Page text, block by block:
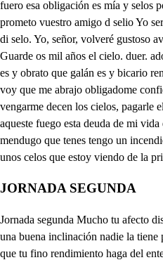
JORNADA SEGUNDA
Jornada segunda Mucho tu afecto disculpa se tan noble tu elcción que una buena inclinación nadie la tiene paculpa ni es error ni ceguedad que tu fino rendimiento haga del entendimiento solamente voluntad la que a despreciar se inclina de sno. en ser ingrata que gana si no es por no sea humana deslucir el ser divina a don Juan de ves la vida y pues le estás obligada cerca está de lo inclinada quién no huye lo agradecida doras el hierro de amor con arte tan infinito que no parece delito este afecto, siendo error culpa fue del desvarío de mi amante legedad cuidar de la voluntad y peder el albedrío aunque juzgo no ha causado el descuido esta pasión pues estuvo la ocasión puesta en el mismo cuidado encendió con bievedad la llama el desasosiego puso la memoria pardió con la voluntad pues que ya tan ciega adoro que no apura mi razón adonde está mi atención pues no la encuentra el decoro Don Juan es gran caballero. valiente airoso y galán sin interés a don Juan por su criado le quiero a ver el sol de Calandra me trae mi celosa envida porque su afecto divierta en mi fingidas caucias tú has dado en una flaqueza que es verguenza por mi vida pues hacer común de dos gencios tu pasión misma digo que a dinJuan el alma está elena tan rendida que ha dado mi libertad en no parecer ya mía labrándose el cautiverio en el gozo de la dicha remora tu voz ael alma a trae con tanta caricia que al sentido del oír está envidiando la vista pues escuchó de tus labios el favor que más estima y como da cuerpo el aire a la voz que lo pública salgo a embarazar a el viento el que se lleve mi dicha en forma y materia a las voces lesda nuestra fantasía pues siendo sombras alumbran y siendo luces ahijan con que si el viento llevarlas por suyas veliz codicia si aprovechan el efecto Poco lleva en la armonía y puedo creer que constante pagáis mi pación rendida si don Juan, que aunque negarlo quiera mi atención remisa en vano ocultarse puede el fuego con las cenizas de crecato, si las llamas el mismo incendio publican el alma que te consagro selr. sea le compensa digna y siendo lo que más vale palo menos se te linda todo a mi afecto lo debes págate de mis carcias Ya es ya mi libertad quien logió tan féliz dicha? auer serás mío No lo dudes te mudarás No lo digas ingrato a mi amor es mi pasión bien nacida sure Mucho el fuego se acreienta y si mi honor no le entibia donde paraya mi amor cuando corre tan apuja Mucho me empeña su afecto dsueso. y si mi pasión se quiere llegar al rieso de la razón se desvía despliega el clavel partido áblame Elena divina y la lengua calabaca no hagas apuro pepisa Adónde tienes el habla que las voces no exercitas en el pico de la lengua está por una pafía no le pedí un abanico ese estirarme varillas uno de prospeio tengo esa estramo ya o mentira lelen. pues andas en apaciencias Ya están pintando las ninfa las que se precian deseelo elen para fingirlo se pintan celos tú don Juan, de quién cuando mi afecto te estima Carlos, Casandra es quien puedo se causa de mi deidha si mi pasión le aborrece Venceráte la porfía dluro tengo amor y nací noble tu padre hacá que le elijas Sábréme matar Ya hará seer. la razón que te corrijas No hay lazón donde hay amor Mucho importa disuadirla de derro del afecto de d Carlos Mucho estimo el verte fina Qué en fin te parezco hermosa, para rendir con la vista tienes dos mil nudics vebas buena ligonza afre mía cura no hay a lo que hiere tu belleza por vuida si quieren de ellosañar Manifiéstenme la crila suna médico mimave si me pagas las vicla Yo no gasto cumplimientos como curarme querías haciéndote de la vena de larea algunas sangría sacándote ciertas oncas, de sangre de tu avaricia pues para qué de tuprimo conozcas la alevocia robo don Carlos aleve a una dama bien nacida en madrido as¿Qué es lo que dices Ay burlaronla sus mentiras el gran mal señora, don Carlos, ¿Qué dices estoy perdida Ya el verme esferioso, cielos, adon Juan a quí te retirar aunque lo estoy defeando, la cautela es bien que fina mi valor nunca se econde Mira que mi honor peligra Si esta loca esta mujer, a escondernos ven aprica que a estorbar venga don Carlos, esta gloria apitecidos pero cuando no es del bien consecuencia la desdicha tras ti metra y la pación Yale don Carlos a ver amante a mi prima Mas aquí está dueño herma en cuyas luces divinas Salamandra se alimenta quien en tu llama se anima estisindo esquiva cuanto tirana y tirana cuanto esquivas que en fabricarte imposible diste al amor más codicia si el adorarte te ofende. Cúlpate el hacer tan linda Ve que s riesgo de lo hermoso ser de la razón querida que mal mi suena su afect qué celosa está mi envidia lumbre dan los celos pues mi ama está echando li esos afectos don Carlos, que la voluntad osdita gastaldos en otra parte adonde tengan más dicha que está el mérito de más cuando ael premio no se aspí Eso fuera malograrlos que amor solo a ti se inclina con la dama que en Madrid burlo vuestra alevocia cumpla vuestra obligación, don Carlos, sin deslucirla y no busque nuevo empeño el que una deuda le obliga quién le puede haber cortado Esto a Casandra mi prima, cuando yo por